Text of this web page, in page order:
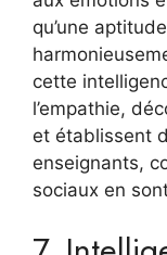
qu’une
cette
l’empathie,
et établissent
enseignants,
sociaux en